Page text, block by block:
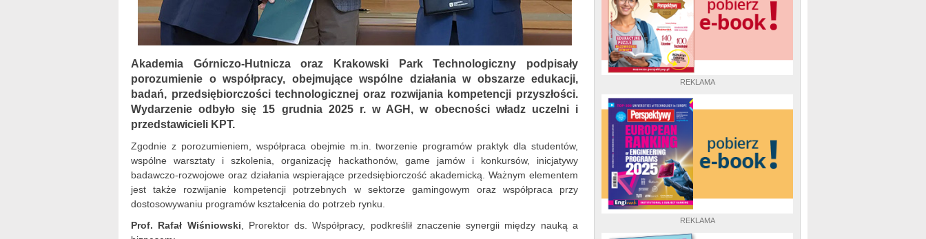
REKLAMA
REKLAMA
Akademia Górniczo-Hutnicza oraz Krakowski Park Technologiczny podpisały
porozumienie o współpracy, obejmujące wspólne działania w obszarze edukacji,
badań, przedsiębiorczości technologicznej oraz rozwijania kompetencji przyszłości.
Wydarzenie odbyło się 15 grudnia 2025 r. w AGH, w obecności władz uczelni i
przedstawicieli KPT.
Zgodnie z porozumieniem, współpraca obejmie m.in. tworzenie programów praktyk dla studentów,
wspólne warsztaty i szkolenia, organizację hackathonów, game jamów i konkursów, inicjatywy
badawczo-rozwojowe oraz działania wspierające przedsiębiorczość akademicką. Ważnym elementem
jest także rozwijanie kompetencji potrzebnych w sektorze gamingowym oraz współpraca przy
dostosowywaniu programów kształcenia do potrzeb rynku.
Prof. Rafał Wiśniowski , Prorektor ds. Współpracy, podkreślił znaczenie synergii między nauką a